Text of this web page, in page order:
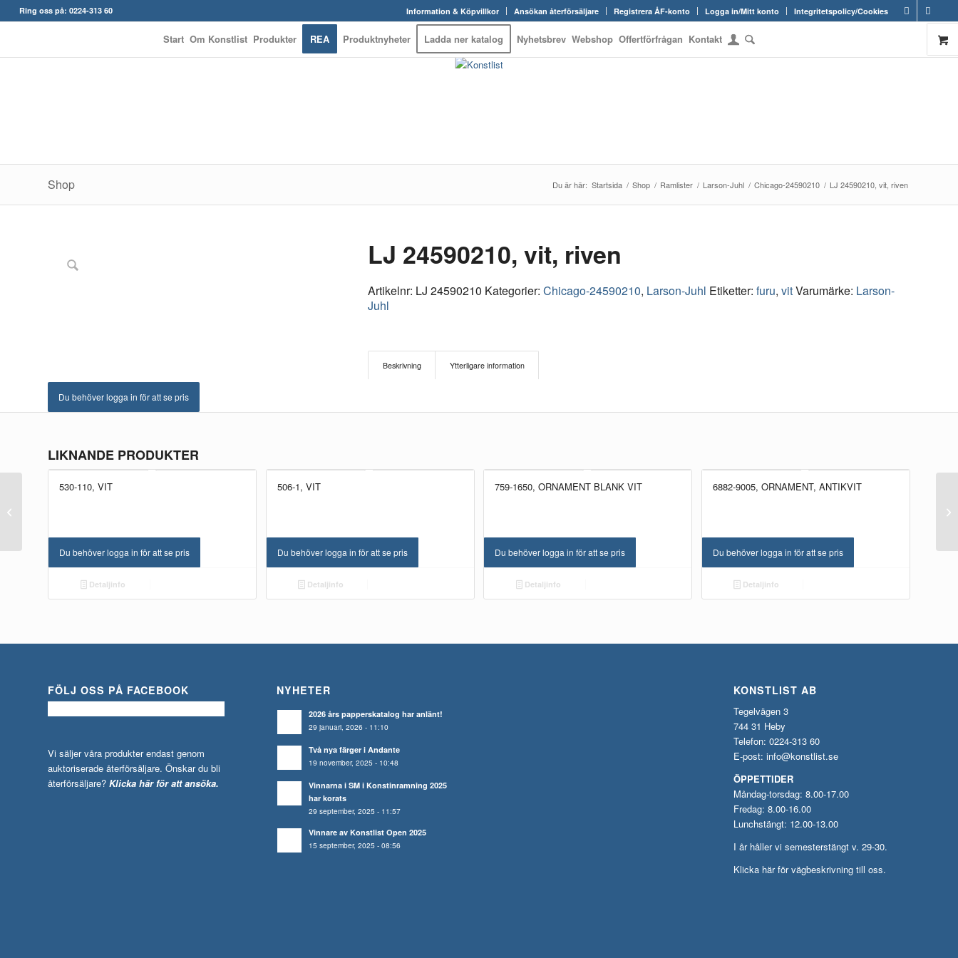
Information & Köpvillkor Ansökan återförsäljare Registrera ÅF-konto Logga in/Mitt konto Integritetspolicy/Cookies
Ring oss på: 0224-313 60
Start Om Konstlist Produkter REA Produktnyheter Ladda ner katalog Nyhetsbrev Webshop Offertförfrågan Kontakt
Shop Du är här: Startsida / Shop / Ramlister / Larson-Juhl / Chicago-24590210 / LJ 24590210, vit, riven
LJ 24590210, vit, riven
Artikelnr: LJ 24590210 Kategorier:Chicago-24590210, Larson-Juhl Etiketter:furu,vitVarumärke: Larson-
Juhl
Beskrivning Ytterligare information
Du behöver logga in för att se pris
LIKNANDE PRODUKTER
530-110, VIT
Du behöver logga in för att se pris
Detaljinfo
506-1, VIT
Du behöver logga in för att se pris
Detaljinfo
NYHET!
759-1650, ORNAMENT BLANK VIT
Du behöver logga in för att se pris
Detaljinfo
NYHET!
6882-9005, ORNAMENT, ANTIKVIT
Du behöver logga in för att se pris
Detaljinfo
FÖLJ OSS PÅ FACEBOOK
Vi säljer våra produkter endast genom
auktoriserade återförsäljare. Önskar du bli
återförsäljare? Klicka här för att ansöka.
NYHETER
2026 års papperskatalog har anlänt!
29 januari, 2026 - 11:10
Två nya färger i Andante
19 november, 2025 - 10:48
Vinnarna i SM i Konstinramning 2025
har korats
29 september, 2025 - 11:57
Vinnare av Konstlist Open 2025
15 september, 2025 - 08:56
KONSTLIST AB
Tegelvägen 3
744 31 Heby
Telefon: 0224-313 60
E-post: info@konstlist.se
ÖPPETTIDER
Måndag-torsdag: 8.00-17.00
Fredag: 8.00-16.00
Lunchstängt: 12.00-13.00
I år håller vi semesterstängt v. 29-30.
Klicka här för vägbeskrivning till oss.